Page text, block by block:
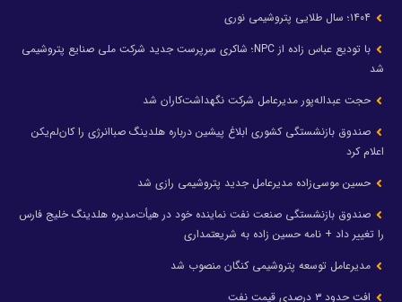
با تودیع عباس زاده از NPC؛ شاکری سرپرست جدید شرکت ملی صنایع پتروشیمی
شد
حجت عبداله‌پور مدیرعامل شرکت نگهداشت‌کاران شد
صندوق بازنشستگی کشوری ابلاغ پیشین درباره هلدینگ صباانرژی را کان‌لم‌یکن
اعلام کرد
حسین موسی‌زاده مدیرعامل جدید پتروشیمی رازی شد
صندوق بازنشستگی صنعت نفت نماینده خود در هیأت‌مدیره هلدینگ خلیج فارس
را تغییر داد + نامه حسین زاده به شریعتمداری
مدیرعامل توسعه پتروشیمی کنگان منصوب شد
افت حدود ۳ درصدی قیمت نفت